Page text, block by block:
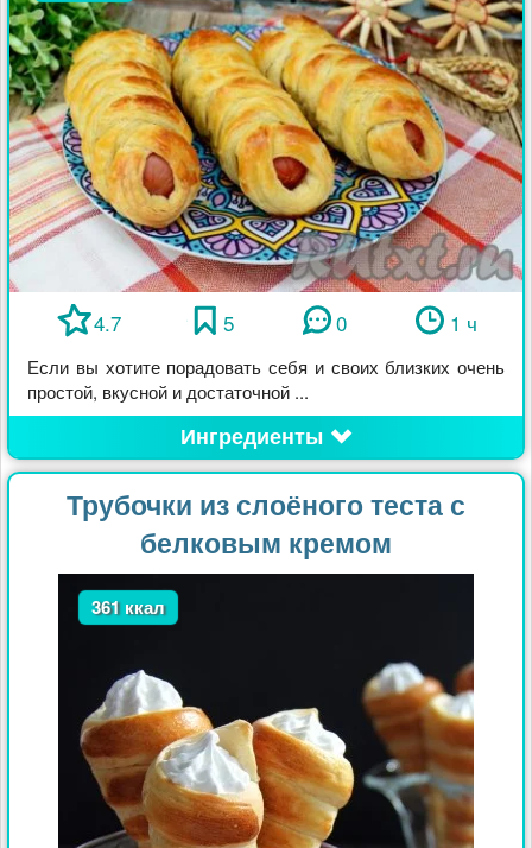
4.7 5 0 1 ч
Если вы хотите порадовать себя и своих близких очень
простой, вкусной и достаточной ...
Ингредиенты
Трубочки из слоёного теста с
белковым кремом
361 ккал